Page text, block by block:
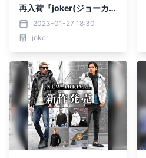
再入荷『joker(ジョーカ
ー)』2023-01-27 18:30
joker